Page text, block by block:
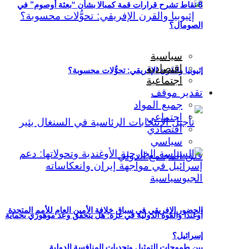
إثيوبيا والقرن الإفريقي: تحوُّلات محسوبة؟
الحضور الإفريقي في سباق خلافة الأمين العام للأمم المتحدة
بين طموحات التمثيل وتحديات المنافسة الدولية
8 نقاط تشرح قرارات قمة كمبالا بشأن “بعثة أوصوم” في
الصومال؟
سياسية
اقتصادية
اجتماعية
تقدير موقف
جميع المواد
اجتماعي
اقتصادي
سياسي
أوغندا والقوة الدولية في غزة: هل يتحقق وعد موهوزي بحماية
إسرائيل؟